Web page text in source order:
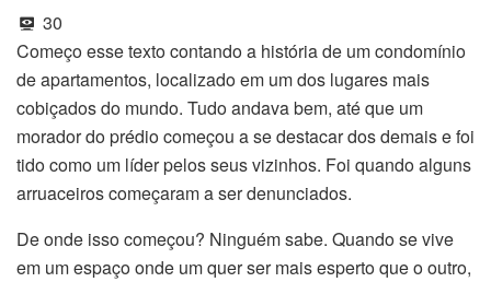
30
Começo esse texto contando a história de um condomínio
de apartamentos, localizado em um dos lugares mais
cobiçados do mundo. Tudo andava bem, até que um
morador do prédio começou a se destacar dos demais e foi
tido como um líder pelos seus vizinhos. Foi quando alguns
arruaceiros começaram a ser denunciados.
De onde isso começou? Ninguém sabe. Quando se vive
em um espaço onde um quer ser mais esperto que o outro,